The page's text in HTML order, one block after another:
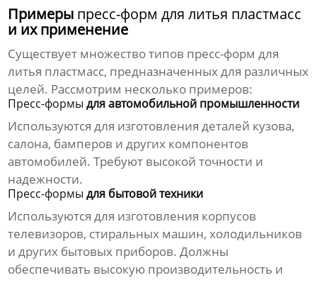
Примеры пресс-форм для литья пластмасс
и их применение
Существует множество типов пресс-форм для
литья пластмасс, предназначенных для различных
целей. Рассмотрим несколько примеров:
Пресс-формы для автомобильной промышленности
Используются для изготовления деталей кузова,
салона, бамперов и других компонентов
автомобилей. Требуют высокой точности и
надежности.
Пресс-формы для бытовой техники
Используются для изготовления корпусов
телевизоров, стиральных машин, холодильников
и других бытовых приборов. Должны
обеспечивать высокую производительность и